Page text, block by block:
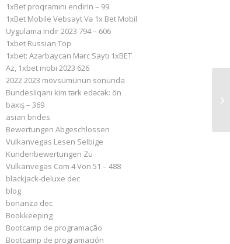
1xBet proqramını endirin – 99
1xBet Mobile Vebsayt Və 1x Bet Mobil
Uygulama Indir 2023 794 – 606
1xbet Russian Top
1xbet: Azərbaycan Mərc Saytı 1xBET
Az, 1xbet mobi 2023 626
2022 2023 mövsümünün sonunda
Bundesliqanı kim tərk edəcək: ön
baxış – 369
asian brides
Bewertungen Abgeschlossen
Vulkanvegas Lesen Selbige
Kundenbewertungen Zu
Vulkanvegas Com 4 Von 51 – 488
blackjack-deluxe dec
blog
bonanza dec
Bookkeeping
Bootcamp de programação
Bootcamp de programación